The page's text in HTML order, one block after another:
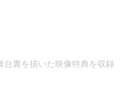
台裏を描いた映像特典を収録